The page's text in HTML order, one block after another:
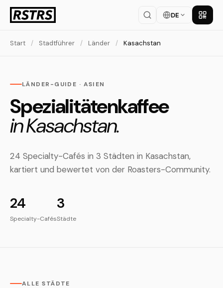
DE App
Start / Stadtführer / Länder / Kasachstan
LÄNDER-GUIDE · ASIEN
Spezialitätenkaffee
in Kasachstan.
24 Specialty-Cafés in 3 Städten in Kasachstan,
kartiert und bewertet von der Roasters-Community.
24
Specialty-Cafés
3
Städte
ALLE STÄDTE